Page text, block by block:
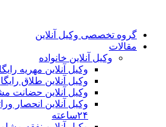
گروه تخصصی وکیل آنلاین
مقالات
وکیل آنلاین خانواده
وکیل آنلاین مهریه رایگان و ۲۴
وکیل آنلاین طلاق رایگان و ۲۴
وکیل آنلاین حضانت مشاوره
وکیل آنلاین انحصار
۲۴ساعته